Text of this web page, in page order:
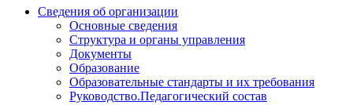
Сведения об организации
Основные сведения
Структура и органы управления
Документы
Образование
Образовательные стандарты и их требования
Руководство.Педагогический состав